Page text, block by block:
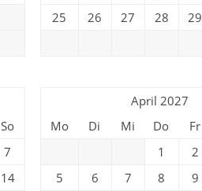
25
26 27 28 29
So
7
14
April 2027
Mo
Di Mi Do Fr
1
2
5
6 7 8 9